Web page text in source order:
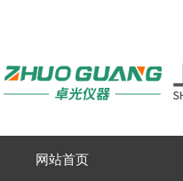
网站首页